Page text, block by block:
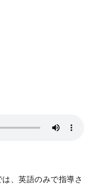
、英語のみで指導さ